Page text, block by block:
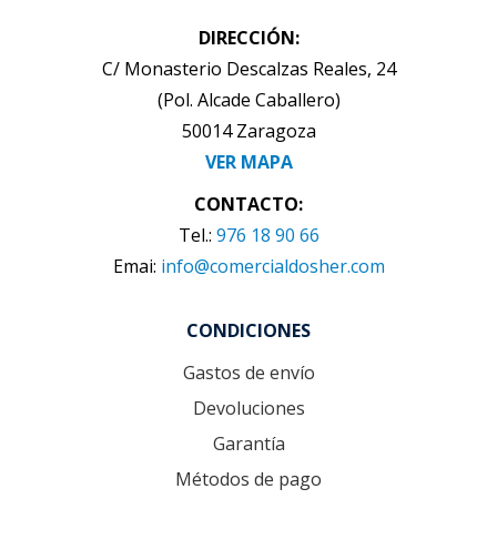
DIRECCIÓN:
C/ Monasterio Descalzas Reales, 24
(Pol. Alcade Caballero)
50014 Zaragoza
VER MAPA
CONTACTO:
Tel.: 976 18 90 66
Emai: info@comercialdosher.com
CONDICIONES
Gastos de envío
Devoluciones
Garantía
Métodos de pago